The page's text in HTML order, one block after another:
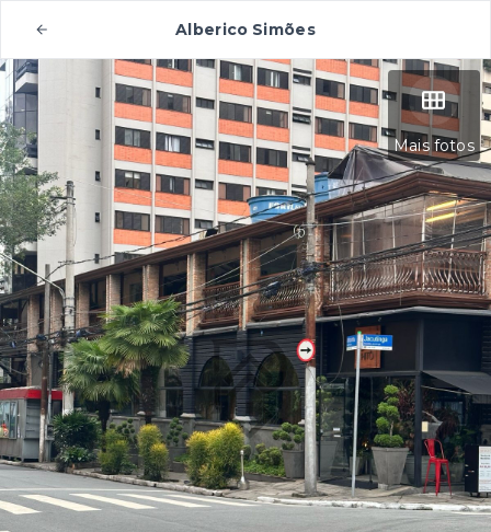
Alberico Simões
Mais fotos